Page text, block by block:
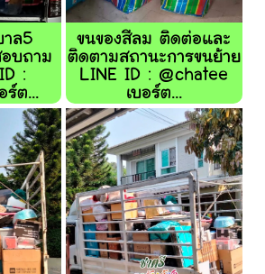
าล5
บถาม
:
ร์ต...
ขนของสีลม ติดต่อและ
ติดตามสถานะการขนย้าย
LINE ID : @chatee
เบอร์ต...